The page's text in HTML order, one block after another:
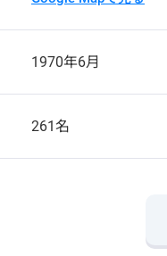
1970年6月
261名